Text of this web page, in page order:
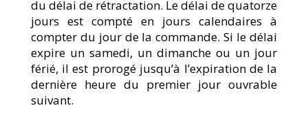
du délai de rétractation. Le délai de quatorze
jours est compté en jours calendaires à
compter du jour de la commande. Si le délai
expire un samedi, un dimanche ou un jour
férié, il est prorogé jusqu’à l’expiration de la
dernière heure du premier jour ouvrable
suivant.